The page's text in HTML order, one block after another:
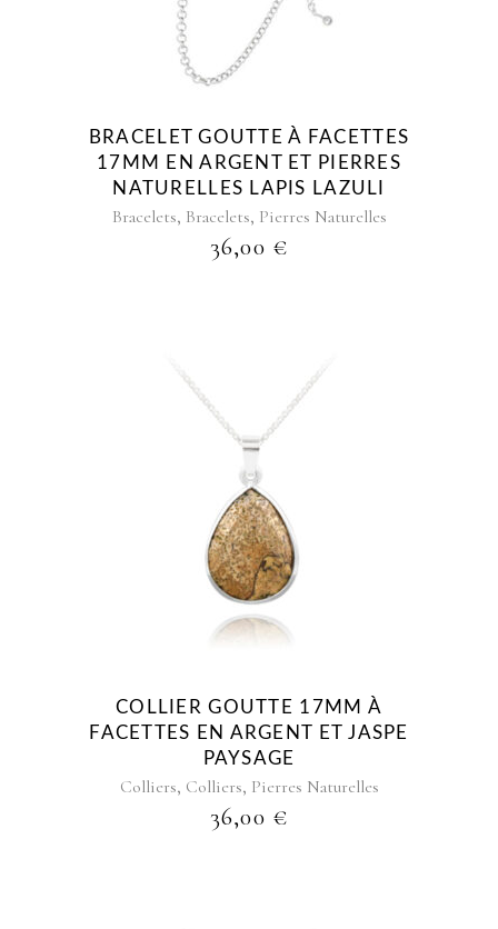
BRACELET GOUTTE À FACETTES
17MM EN ARGENT ET PIERRES
NATURELLES LAPIS LAZULI
Bracelets, Bracelets, Pierres Naturelles
36,00 €
COLLIER GOUTTE 17MM À
FACETTES EN ARGENT ET JASPE
PAYSAGE
Colliers, Colliers, Pierres Naturelles
36,00 €